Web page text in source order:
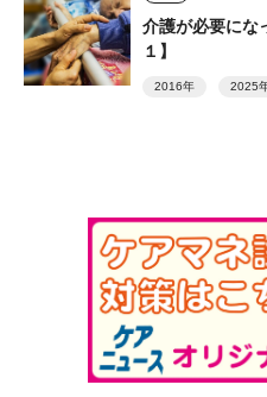
介護が必要に
１】
2016年 2025